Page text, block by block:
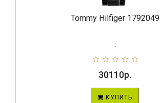
Tommy Hilfiger 1792049
30110р.
КУПИТЬ